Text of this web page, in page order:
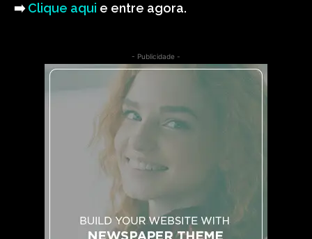
➡️Clique aqui e entre agora.
- Publicidade -